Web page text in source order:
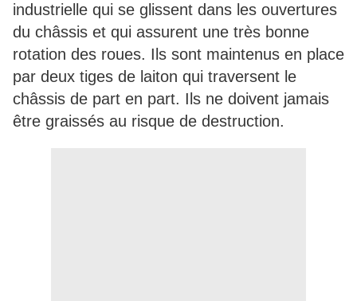
industrielle qui se glissent dans les ouvertures
du châssis et qui assurent une très bonne
rotation des roues. Ils sont maintenus en place
par deux tiges de laiton qui traversent le
châssis de part en part. Ils ne doivent jamais
être graissés au risque de destruction.